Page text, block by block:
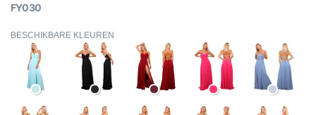
FY030
BESCHIKBARE KLEUREN